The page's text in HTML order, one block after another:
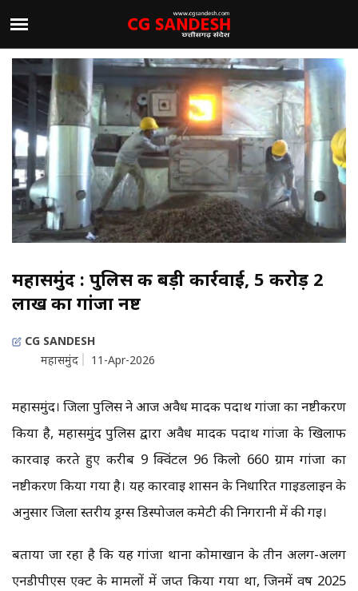
महासमुंद : पुलिस की बड़ी कार्रवाई, 5 करोड़ 2
लाख का गांजा नष्ट
CG SANDESH
महासमुंद
11-Apr-2026
महासमुंद। जिला पुलिस ने आज अवैध मादक पदार्थ गांजा का नष्टीकरण
किया है, महासमुंद पुलिस द्वारा अवैध मादक पदार्थ गांजा के खिलाफ
कार्रवाई करते हुए करीब 9 क्विंटल 96 किलो 660 ग्राम गांजा का
नष्टीकरण किया गया है। यह कार्रवाई शासन के निर्धारित गाइडलाइन के
अनुसार जिला स्तरीय ड्रग्स डिस्पोजल कमेटी की निगरानी में की गई।
बताया जा रहा है कि यह गांजा थाना कोमाखान के तीन अलग-अलग
एनडीपीएस एक्ट के मामलों में जप्त किया गया था, जिनमें वर्ष 2025